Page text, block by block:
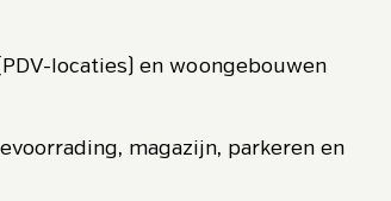
(PDV-locaties) en woongebouwen
magazijn, parkeren en